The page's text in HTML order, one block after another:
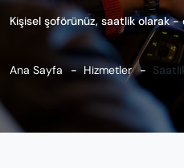
Kişisel şoförünüz, saatlik olarak
Ana Sayfa Hizmetler